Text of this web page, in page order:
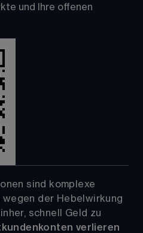
und Ihre offenen
sind komplexe
wegen der Hebelwirkung
schnell Geld zu
verlieren